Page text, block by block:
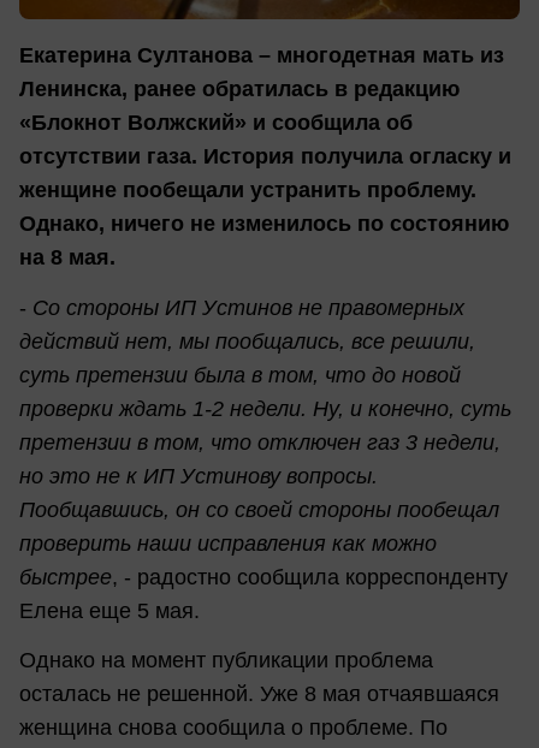
Екатерина Султанова – многодетная мать из
Ленинска, ранее обратилась в редакцию
«Блокнот Волжский» и сообщила об
отсутствии газа. История получила огласку и
женщине пообещали устранить проблему.
Однако, ничего не изменилось по состоянию
на 8 мая.
- Со стороны ИП Устинов не правомерных
действий нет, мы пообщались, все решили,
суть претензии была в том, что до новой
проверки ждать 1-2 недели. Ну, и конечно, суть
претензии в том, что отключен газ 3 недели,
но это не к ИП Устинову вопросы.
Пообщавшись, он со своей стороны пообещал
проверить наши исправления как можно
быстрее, - радостно сообщила корреспонденту
Елена еще 5 мая.
Однако на момент публикации проблема
осталась не решенной. Уже 8 мая отчаявшаяся
женщина снова сообщила о проблеме. По